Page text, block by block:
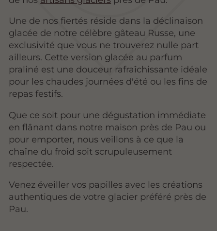
Une de nos fiertés réside dans la déclinaison
glacée de notre célèbre gâteau Russe, une
exclusivité que vous ne trouverez nulle part
ailleurs. Cette version glacée au parfum
praliné est une douceur rafraîchissante idéale
pour les chaudes journées d'été ou les fins de
repas festifs.
Que ce soit pour une dégustation immédiate
en flânant dans notre maison près de Pau ou
pour emporter, nous veillons à ce que la
chaîne du froid soit scrupuleusement
respectée.
Venez éveiller vos papilles avec les créations
authentiques de votre glacier préféré près de
Pau.